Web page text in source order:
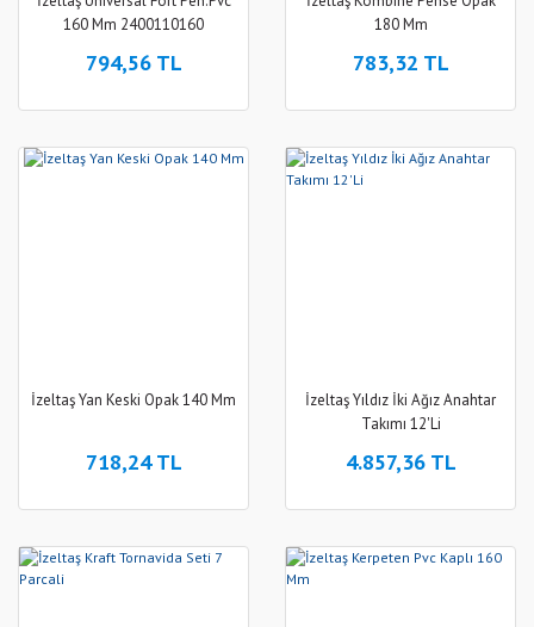
160 Mm 2400110160
794,56 TL
180 Mm
783,32 TL
İzeltaş Yan Keski Opak 140 Mm
718,24 TL
İzeltaş Yıldız İki Ağız Anahtar
Takımı 12'Li
4.857,36 TL